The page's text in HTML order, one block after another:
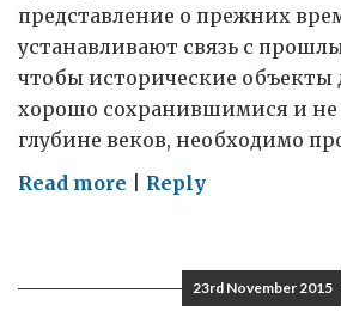
представление о прежних
устанавливают связь с
чтобы исторические объекты
хорошо сохранившимися и не
глубине веков, необходимо
Read more on
передовые
Reply
23rd November 2015